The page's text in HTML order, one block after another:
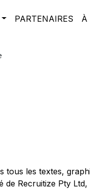
PARTENAIRES À
les textes,
Recruitize Pty